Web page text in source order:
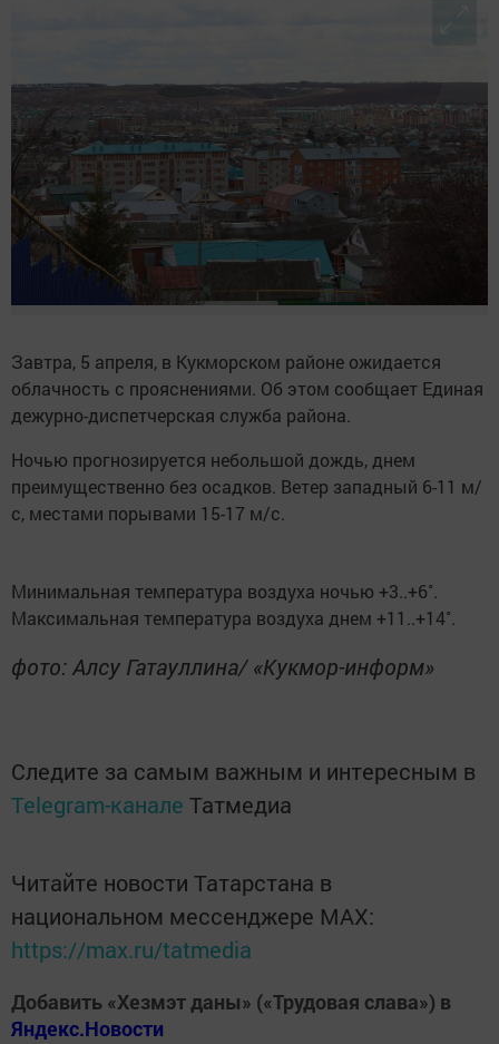
Завтра, 5 апреля, в Кукморском районе ожидается
облачность с прояснениями. Об этом сообщает Единая
дежурно-диспетчерская служба района.
Ночью прогнозируется небольшой дождь, днем
преимущественно без осадков. Ветер западный 6-11 м/
с, местами порывами 15-17 м/с.
Минимальная температура воздуха ночью +3..+6˚.
Максимальная температура воздуха днем +11..+14˚.
фото: Алсу Гатауллина/ «Кукмор-информ»
Следите за самым важным и интересным в
Telegram-канале Татмедиа
Читайте новости Татарстана в
национальном мессенджере MАХ:
https://max.ru/tatmedia
Добавить «Хезмэт даны» («Трудовая слава») в
Яндекс.Новости